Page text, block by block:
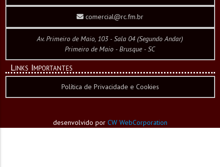
comercial@rc.fm.br
Av. Primeiro de Maio, 103 - Sala 04 (Segundo Andar)
Primeiro de Maio - Brusque - SC
Links Importantes
Política de Privacidade e Cookies
desenvolvido por CW WebCorporation